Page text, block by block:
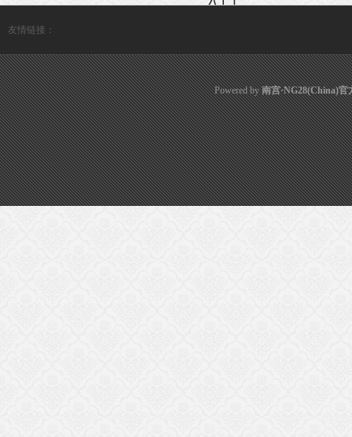
友情链接：
Powered by南宫·NG28(China)